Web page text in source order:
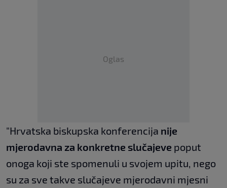
Oglas
"Hrvatska biskupska konferencija nije
mjerodavna za konkretne slučajeve poput
onoga koji ste spomenuli u svojem upitu, nego
su za sve takve slučajeve mjerodavni mjesni